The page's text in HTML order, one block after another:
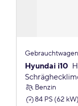
Hyundai i10
Benzin
84 PS (62 kW)